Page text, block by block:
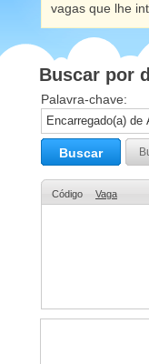
vagas que lhe
Buscar por
Palavra-chave:
Buscar
Código Vaga